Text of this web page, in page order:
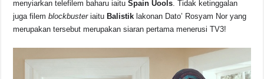
menyiarkan telefilem baharu iaituSpain Uools . Tidak ketinggalan
juga filemblockbusteriaitu Balistik lakonan Dato’ Rosyam Nor yang
merupakan tersebut merupakan siaran pertama menerusi TV3!